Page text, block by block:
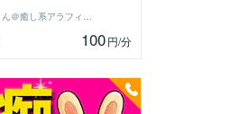
うさぴょん＠癒し系アラフィフ心寄り添い人
100円/分